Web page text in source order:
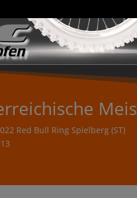
Red Bull Ring Spielberg (ST)